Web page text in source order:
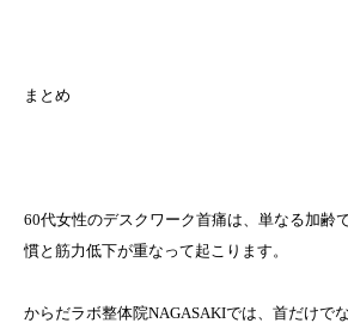
まとめ
60代女性のデスクワーク首痛は、単なる加齢
慣と筋力低下が重なって起こります。
からだラボ整体院NAGASAKIでは、首だけで